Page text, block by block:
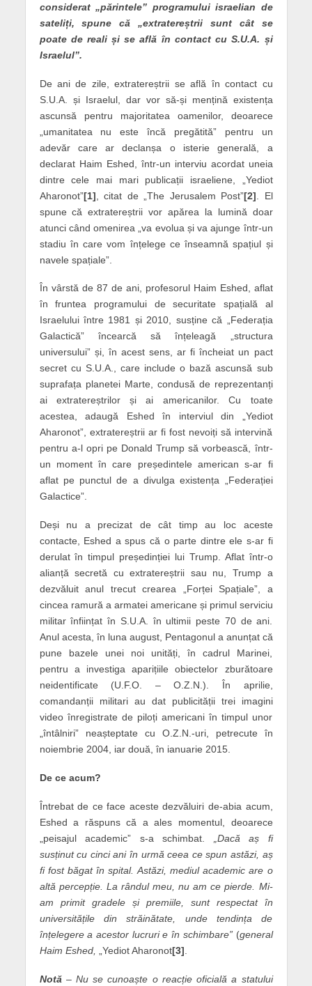
considerat „părintele” programului israelian de
sateliți, spune că „extratereștrii sunt cât se
poate de reali și se află în contact cu S.U.A. și
Israelul”.
De ani de zile, extratereștrii se află în contact cu
S.U.A. și Israelul, dar vor să-și mențină existența
ascunsă pentru majoritatea oamenilor, deoarece
„umanitatea nu este încă pregătită” pentru un
adevăr care ar declanșa o isterie generală, a
declarat Haim Eshed, într-un interviu acordat uneia
dintre cele mai mari publicații israeliene, „Yediot
Aharonot”[1] , citat de „The Jerusalem Post”[2] . El
spune că extratereștrii vor apărea la lumină doar
atunci când omenirea „va evolua și va ajunge într-un
stadiu în care vom înțelege ce înseamnă spațiul și
navele spațiale”.
În vârstă de 87 de ani, profesorul Haim Eshed, aflat
în fruntea programului de securitate spațială al
Israelului între 1981 și 2010, susține că „Federația
Galactică” încearcă să înțeleagă „structura
universului” și, în acest sens, ar fi încheiat un pact
secret cu S.U.A., care include o bază ascunsă sub
suprafața planetei Marte, condusă de reprezentanți
ai extratereștrilor și ai americanilor. Cu toate
acestea, adaugă Eshed în interviul din „Yediot
Aharonot”, extratereștrii ar fi fost nevoiți să intervină
pentru a-l opri pe Donald Trump să vorbească, într-
un moment în care președintele american s-ar fi
aflat pe punctul de a divulga existența „Federației
Galactice”.
Deși nu a precizat de cât timp au loc aceste
contacte, Eshed a spus că o parte dintre ele s-ar fi
derulat în timpul președinției lui Trump. Aflat într-o
alianță secretă cu extratereștrii sau nu, Trump a
dezvăluit anul trecut crearea „Forței Spațiale”, a
cincea ramură a armatei americane și primul serviciu
militar înființat în S.U.A. în ultimii peste 70 de ani.
Anul acesta, în luna august, Pentagonul a anunțat că
pune bazele unei noi unități, în cadrul Marinei,
pentru a investiga aparițiile obiectelor zburătoare
neidentificate (U.F.O. – O.Z.N.). În aprilie,
comandanții militari au dat publicității trei imagini
video înregistrate de piloți americani în timpul unor
„întâlniri” neașteptate cu O.Z.N.-uri, petrecute în
noiembrie 2004, iar două, în ianuarie 2015.
De ce acum?
Întrebat de ce face aceste dezvăluiri de-abia acum,
Eshed a răspuns că a ales momentul, deoarece
„peisajul academic” s-a schimbat.
„Dacă aș fi
susținut cu cinci ani în urmă ceea ce spun astăzi, aș
fi fost băgat în spital. Astăzi, mediul academic are o
altă percepție. La rândul meu, nu am ce pierde. Mi-
am primit gradele și premiile, sunt respectat în
universitățile din străinătate, unde tendința de
înțelegere a acestor lucruri e în schimbare”(general
Haim Eshed,
„Yediot Aharonot[3]
Notă– Nu se cunoaște o reacție oficială a statului